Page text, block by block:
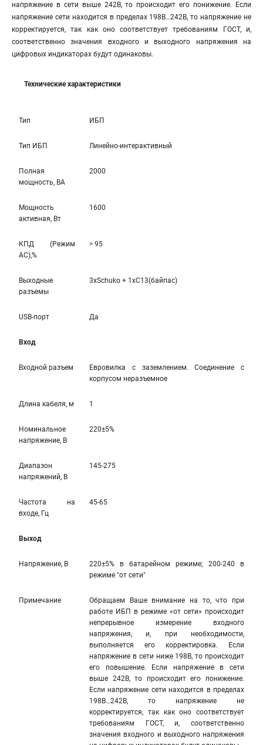
напряжение в сети выше 242В, то происходит его понижение. Если
напряжение сети находится в пределах 198В…242В, то напряжение не
корректируется, так как оно соответствует требованиям ГОСТ, и,
соответственно значения входного и выходного напряжения на
цифровых индикаторах будут одинаковы.
Технические характеристики
Тип ИБП
Тип ИБП Линейно-интерaктивный
Полная
мощность, ВА
2000
Мощность
активная, Вт
1600
КПД (Режим
AC),%
> 95
Выходные
разъемы
3xSchuko + 1xC13(байпас)
USB-порт Да
Вход
Входной разъем
Евровилка с заземлением. Соединение с
корпусом неразъемное
Длина кабеля, м 1
Номинальное
напряжение, В
220±5%
Диапазон
напряжений, В
145-275
Частота на
входе, Гц
45-65
Выход
Напряжение, В
220±5% в батарейном режиме; 200-240 в
режиме "от сети"
Примечание
Обращаем Ваше внимание на то, что при
работе ИБП в режиме «от сети» происходит
непрерывное измерение входного
напряжения, и, при необходимости,
выполняется его корректировка. Если
напряжение в сети ниже 198В, то происходит
его повышение. Если напряжение в сети
выше 242В, то происходит его понижение.
Если напряжение сети находится в пределах
198В…242В, то напряжение не
корректируется, так как оно соответствует
требованиям ГОСТ, и, соответственно
значения входного и выходного напряжения